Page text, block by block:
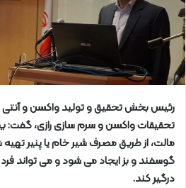
رئیس بخش تحقیق و تولید واکسن و
تحقیقات واکسن و سرم سازی رازی، گفت:
مالت، از طريق مصرف شير خام يا پنير تهيه
‏گوسفند و بز ايجاد می شود و می تواند فرد
درگیر کند.